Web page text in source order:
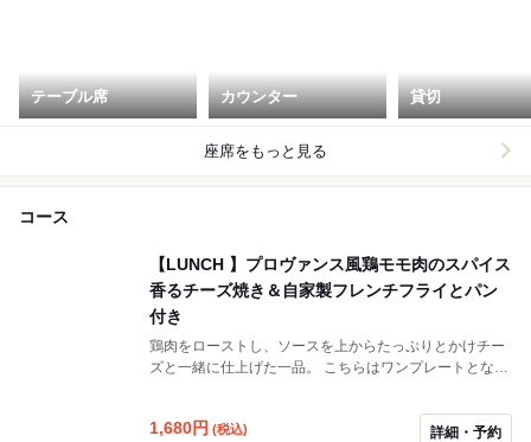
テーブル席 カウンター 貸切
座席をもっと見る
コース
【LUNCH 】プロヴァンス風鶏モモ肉のスパイス
香るチーズ焼き＆自家製フレンチフライとパン
付き
鶏肉をローストし、ソースを上からたっぷりとかけチー
ズと一緒に仕上げた一品。 こちらはワンプレートとなっ
容になっております。時間がない方でもお楽しみいただ
けます。
1,680円 (税込) 詳細・予約